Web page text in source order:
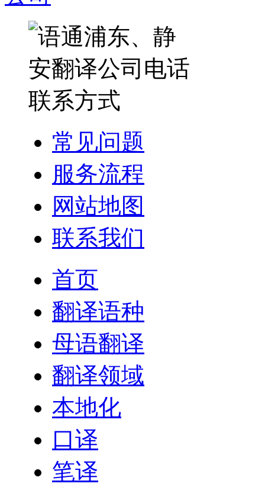
常见问题
服务流程
网站地图
联系我们
首页
翻译语种
母语翻译
翻译领域
本地化
口译
笔译